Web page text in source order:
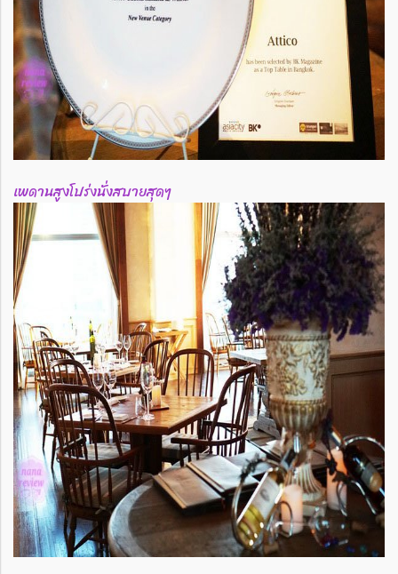
เพดานสูงโปร่งนั่งสบายสุดๆ